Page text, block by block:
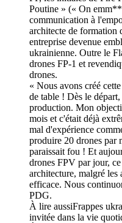
Poutine » (« On
communication à
architecte de formation
entreprise devenue
ukrainienne. Outre le
drones FP-1 et
drones.
« Nous avons créé
de table ! Dès le
production. Mon
mois et c'était déjà
mal d'expérience
produire 20 drones par
paraissait fou ! Et
drones FPV par jour,
architecture, malgré les
efficace. Nous
PDG.
À lire aussiFrappes
invitée dans la vie